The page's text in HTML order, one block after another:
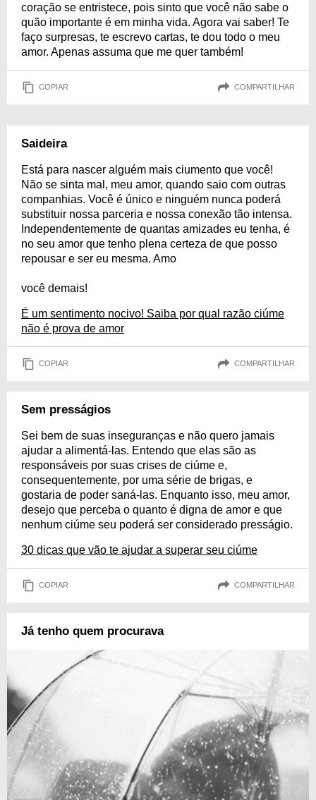
coração se entristece, pois sinto que você não sabe o
quão importante é em minha vida. Agora vai saber! Te
faço surpresas, te escrevo cartas, te dou todo o meu
amor. Apenas assuma que me quer também!
COPIAR COMPARTILHAR
Saideira
Está para nascer alguém mais ciumento que você!
Não se sinta mal, meu amor, quando saio com outras
companhias. Você é único e ninguém nunca poderá
substituir nossa parceria e nossa conexão tão intensa.
Independentemente de quantas amizades eu tenha, é
no seu amor que tenho plena certeza de que posso
repousar e ser eu mesma. Amo
você demais!
É um sentimento nocivo! Saiba por qual razão ciúme
não é prova de amor
COPIAR COMPARTILHAR
Sem presságios
Sei bem de suas inseguranças e não quero jamais
ajudar a alimentá-las. Entendo que elas são as
responsáveis por suas crises de ciúme e,
consequentemente, por uma série de brigas, e
gostaria de poder saná-las. Enquanto isso, meu amor,
desejo que perceba o quanto é digna de amor e que
nenhum ciúme seu poderá ser considerado presságio.
30 dicas que vão te ajudar a superar seu ciúme
COPIAR COMPARTILHAR
Já tenho quem procurava